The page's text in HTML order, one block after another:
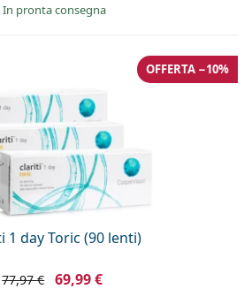
in pronta consegna
1 day Toric (90 lenti)
OFFERTA −10%
77,97 € 69,99 €